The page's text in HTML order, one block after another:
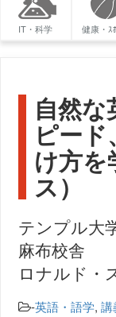
IT・科学 健康・ｽ
自然
ピー
け方を
ス）
テンプル大
麻布校舎
ロナルド・
-英語・語学,講